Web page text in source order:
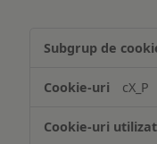
și/sau
informațiilor
pe
cX_P